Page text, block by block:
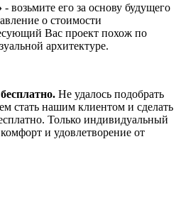
- возьмите его за основу будущего
о стоимости
Вас проект похож по
архитектуре.
Не удалось подобрать
стать нашим клиентом и сделать
Только индивидуальный
и удовлетворение от